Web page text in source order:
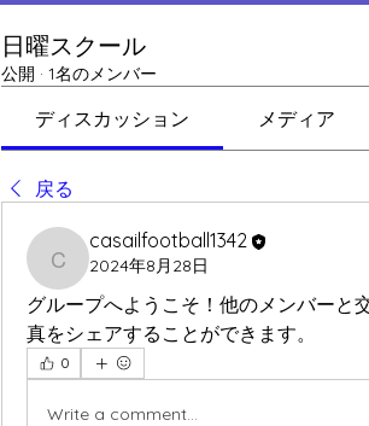
日曜スクール
公開 · 1名のメンバー
ディスカッション メディア
戻る
casailfootball1342
casailfootball1342
2024年8月28日
グループへようこそ！他のメンバーと
真をシェアすることができます。
0
Write a comment...